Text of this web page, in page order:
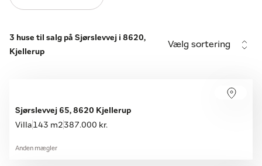
3 huse til salg på Sjørslevvej i 8620,
Kjellerup
Vælg sortering
Sjørslevvej 65, 8620 Kjellerup
Villa 143 m2 387.000 kr.
Anden mægler